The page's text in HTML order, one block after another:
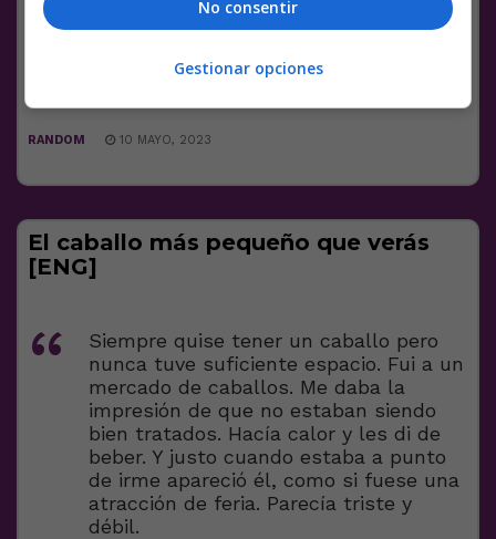
Facebook
Twitter
WhatsApp
Gmail
Meneame
Copy
RANDOM 10 MAYO, 2023
El caballo más pequeño que verás
[ENG]
Siempre quise tener un caballo pero
nunca tuve suficiente espacio. Fui a un
mercado de caballos. Me daba la
impresión de que no estaban siendo
bien tratados. Hacía calor y les di de
beber. Y justo cuando estaba a punto
de irme apareció él, como si fuese una
atracción de feria. Parecía triste y
débil.
No consentir
Gestionar opciones